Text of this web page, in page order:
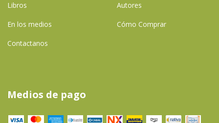
Libros Autores
En los medios Cómo Comprar
Contactanos
Medios de pago